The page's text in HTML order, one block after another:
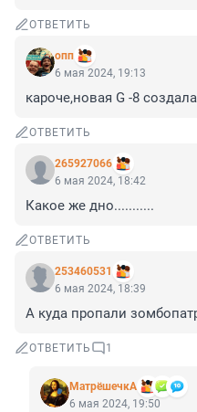
ОТВЕТИТЬ
опп
6 мая 2024, 19:13
кароче,новая G -8
ОТВЕТИТЬ
265927066
6 мая 2024, 18:42
Какое же дно...........
ОТВЕТИТЬ
253460531
6 мая 2024, 18:39
А куда пропали
ОТВЕТИТЬ 1
МатрёшечкА
6 мая 2024, 19:50